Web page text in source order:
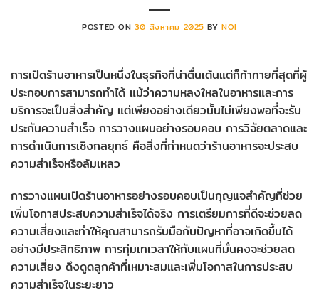
POSTED ON 30 สิงหาคม 2025 BY NOI
การเปิดร้านอาหารเป็นหนึ่งในธุรกิจที่น่าตื่นเต้นแต่ก็ท้าทายที่สุดที่ผู้
ประกอบการสามารถทำได้ แม้ว่าความหลงใหลในอาหารและการ
บริการจะเป็นสิ่งสำคัญ แต่เพียงอย่างเดียวนั้นไม่เพียงพอที่จะรับ
ประกันความสำเร็จ การวางแผนอย่างรอบคอบ การวิจัยตลาดและ
การดำเนินการเชิงกลยุทธ์ คือสิ่งที่กำหนดว่าร้านอาหารจะประสบ
ความสำเร็จหรือล้มเหลว
การวางแผนเปิดร้านอาหารอย่างรอบคอบเป็นกุญแจสำคัญที่ช่วย
เพิ่มโอกาสประสบความสำเร็จได้จริง การเตรียมการที่ดีจะช่วยลด
ความเสี่ยงและทำให้คุณสามารถรับมือกับปัญหาที่อาจเกิดขึ้นได้
อย่างมีประสิทธิภาพ การทุ่มเทเวลาให้กับแผนที่มั่นคงจะช่วยลด
ความเสี่ยง ดึงดูดลูกค้าที่เหมาะสมและเพิ่มโอกาสในการประสบ
ความสำเร็จในระยะยาว